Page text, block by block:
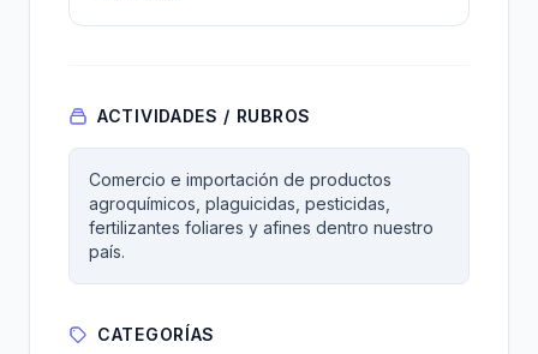
ACTIVIDADES / RUBROS
Comercio e importación de productos
agroquímicos, plaguicidas, pesticidas,
fertilizantes foliares y afines dentro nuestro
país.
CATEGORÍAS